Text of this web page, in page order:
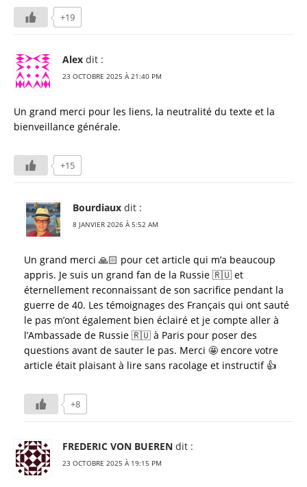
+19
Alex dit :
23 OCTOBRE 2025 À 21:40 PM
Un grand merci pour les liens, la neutralité du texte et la
bienveillance générale.
+15
Bourdiaux dit :
8 JANVIER 2026 À 5:52 AM
Un grand merci 🙏🏻 pour cet article qui m’a beaucoup
appris. Je suis un grand fan de la Russie 🇷🇺 et
éternellement reconnaissant de son sacrifice pendant la
guerre de 40. Les témoignages des Français qui ont sauté
le pas m’ont également bien éclairé et je compte aller à
l’Ambassade de Russie 🇷🇺 à Paris pour poser des
questions avant de sauter le pas. Merci 🤩 encore votre
article était plaisant à lire sans racolage et instructif 👍
+8
FREDERIC VON BUEREN dit :
23 OCTOBRE 2025 À 19:15 PM